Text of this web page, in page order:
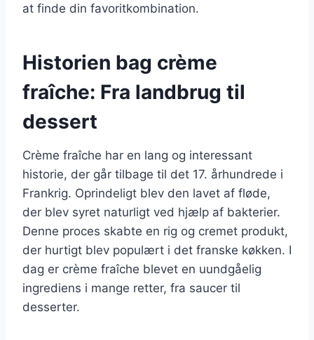
at finde din favoritkombination.
Historien bag crème
fraîche: Fra landbrug til
dessert
Crème fraîche har en lang og interessant
historie, der går tilbage til det 17. århundrede i
Frankrig. Oprindeligt blev den lavet af fløde,
der blev syret naturligt ved hjælp af bakterier.
Denne proces skabte en rig og cremet produkt,
der hurtigt blev populært i det franske køkken. I
dag er crème fraîche blevet en uundgåelig
ingrediens i mange retter, fra saucer til
desserter.